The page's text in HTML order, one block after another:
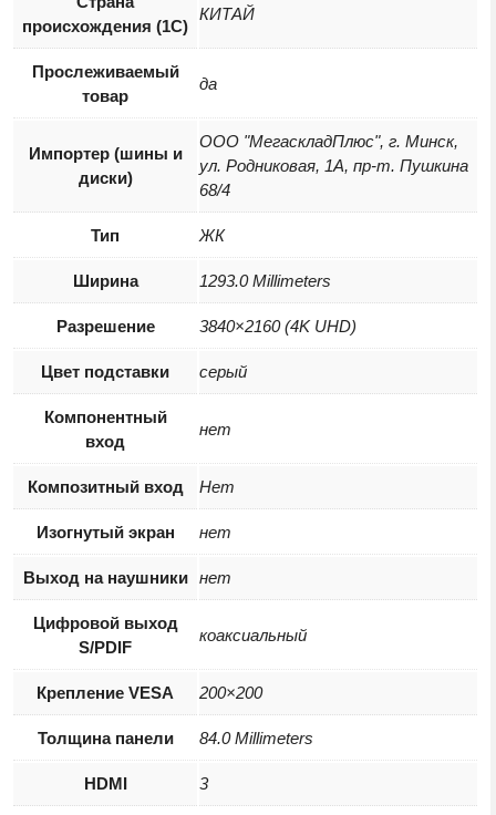
происхождения (1С)
КИТАЙ
Прослеживаемый
товар
да
Импортер (шины и
диски)
ООО "МегаскладПлюс", г. Минск,
ул. Родниковая, 1А, пр-т. Пушкина
68/4
Тип ЖК
Ширина 1293.0 Millimeters
Разрешение 3840×2160 (4K UHD)
Цвет подставки серый
Компонентный
вход
нет
Композитный вход Нет
Изогнутый экран нет
Выход на наушники нет
Цифровой выход
S/PDIF
коаксиальный
Крепление VESA 200×200
Толщина панели 84.0 Millimeters
HDMI 3